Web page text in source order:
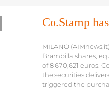
Co.Stamp
MILANO
Brambilla shares,
of 8,670,621 euros.
the securities
triggered the